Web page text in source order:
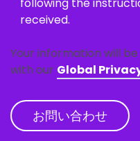
following the
received.
Your information will
with our Global
お問い合わせ